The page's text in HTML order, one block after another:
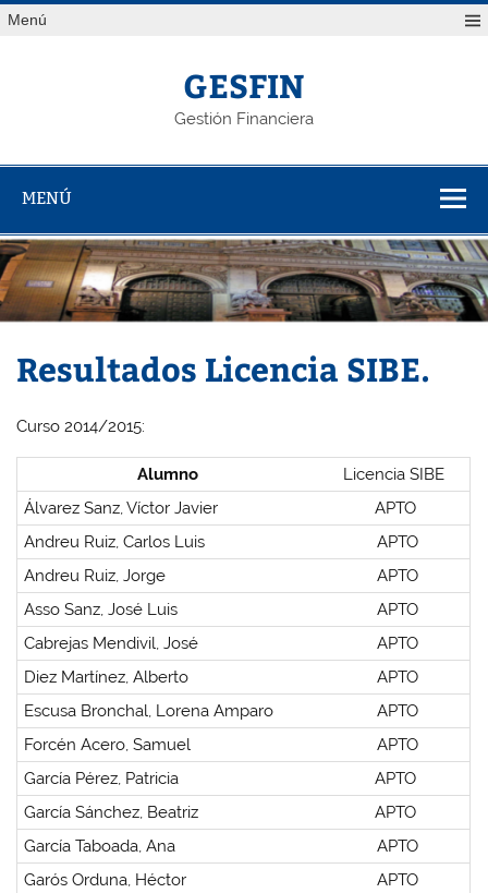
Saltar
alMenú
GESFIN
Gestión Financiera
MENÚ
Resultados Licencia SIBE.
Curso 2014/2015:
Alumno
Licencia SIBE
Álvarez Sanz, Víctor Javier
APTO
Andreu Ruiz, Carlos Luis
APTO
Andreu Ruiz, Jorge
APTO
Asso Sanz, José Luis
APTO
Cabrejas Mendivil, José
APTO
Diez Martínez, Alberto
APTO
Escusa Bronchal, Lorena Amparo
APTO
Forcén Acero, Samuel
APTO
García Pérez, Patricia
APTO
García Sánchez, Beatriz
APTO
García Taboada, Ana
APTO
Garós Orduna, Héctor
APTO